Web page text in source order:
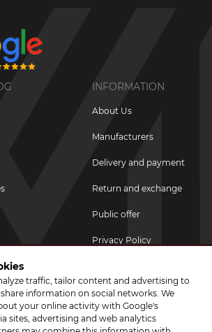
INFORMATION
About Us
Manufacturers
Delivery and payment
Return and exchange
Public offer
Privacy Policy
US ON SOCIAL NETWORKS
traffic, tailor content and advertising to
information on social networks. We
your online activity with Google's
sites, advertising and web analytics